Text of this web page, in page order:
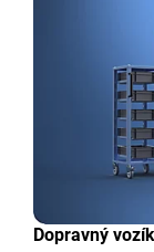
Dopravný